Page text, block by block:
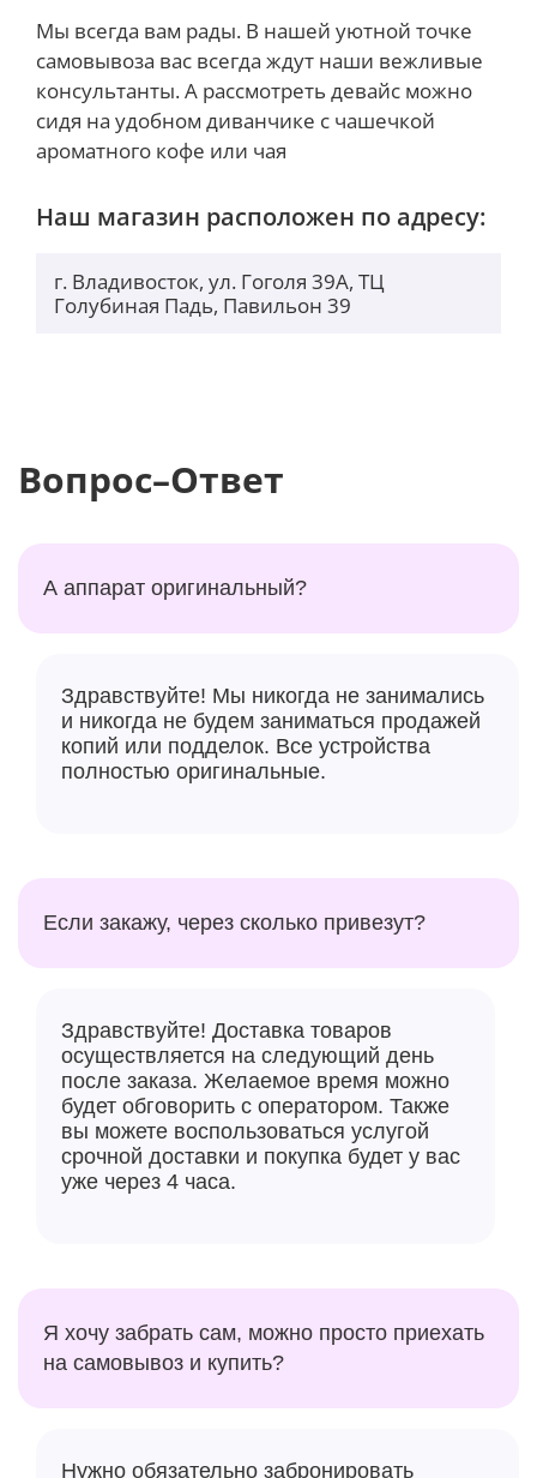
Вы также можете зарядить его от планшета или
сетевой розетки. Когда вам понадобится зарядить
наушники, поместите их в футляр для зарядки и
подключите их к кабелю USB-C. Технология Fast Fuel
позволяет заряжать наушники всего за 5 минут и
Мы всегда вам рады. В нашей уютной точке
самовывоза вас всегда ждут наши вежливые
консультанты. А рассмотреть девайс можно
сидя на удобном диванчике с чашечкой
ароматного кофе или чая
Наш магазин расположен по адресу:
г. Владивосток, ул. Гоголя 39А, ТЦ
Голубиная Падь, Павильон 39
Вопрос–Ответ
А аппарат оригинальный?
Здравствуйте! Мы никогда не занимались
и никогда не будем заниматься продажей
копий или подделок. Все устройства
полностью оригинальные.
Если закажу, через сколько привезут?
Здравствуйте! Доставка товаров
осуществляется на следующий день
после заказа. Желаемое время можно
будет обговорить с оператором. Также
вы можете воспользоваться услугой
срочной доставки и покупка будет у вас
уже через 4 часа.
Я хочу забрать сам, можно просто приехать
на самовывоз и купить?
Нужно обязательно забронировать